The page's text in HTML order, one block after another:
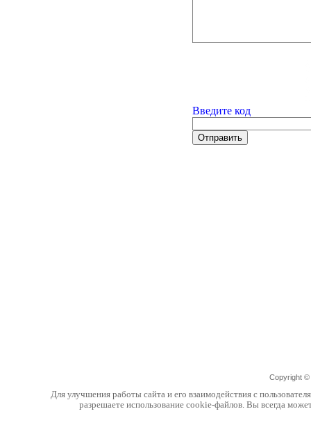
Введите код
Copyright ©
Для улучшения работы сайта и его взаимодействия с
разрешаете использование cookie-файлов. Вы всегда